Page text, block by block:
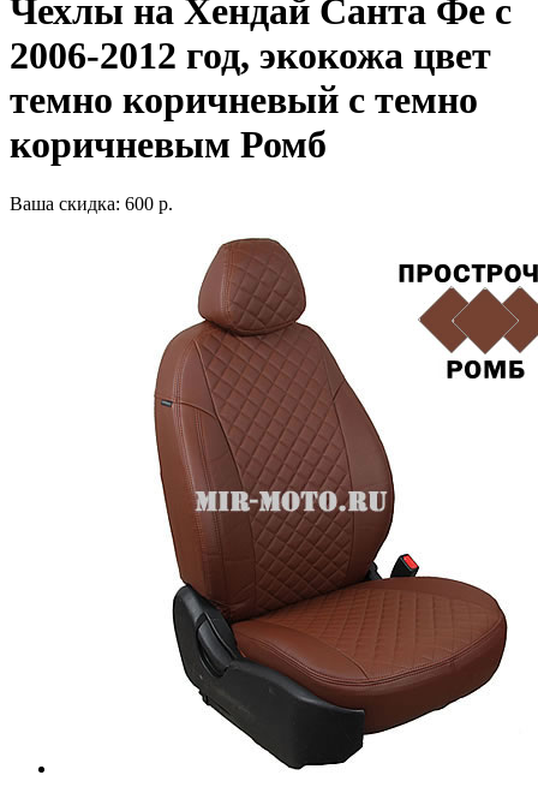
Чехлы на Хендай Санта Фе с
2006-2012 год, экокожа цвет
темно коричневый с темно
коричневым Ромб
Ваша скидка: 600 р.